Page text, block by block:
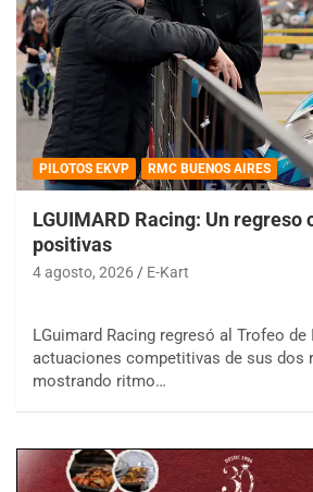
PILOTOS EKVP RMC BUENOS AIRES
LGUIMARD Racing: Un regreso
positivas
4 agosto, 2026 E-Kart
LGuimard Racing regresó al Trofeo
actuaciones competitivas de sus dos
mostrando ritmo…